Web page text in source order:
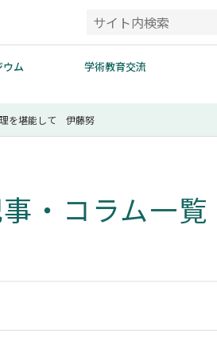
ム 学術教育交流
を堪能して 伊藤努
・コラム一覧